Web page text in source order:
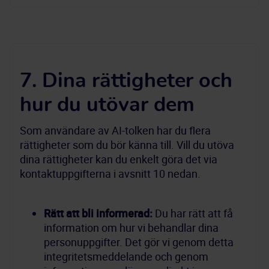
7. Dina rättigheter och
hur du utövar dem
Som användare av AI-tolken har du flera
rättigheter som du bör känna till. Vill du utöva
dina rättigheter kan du enkelt göra det via
Rätt att bli informerad: Du har rätt att få
information om hur vi behandlar dina
personuppgifter. Det gör vi genom detta
integritetsmeddelande och genom